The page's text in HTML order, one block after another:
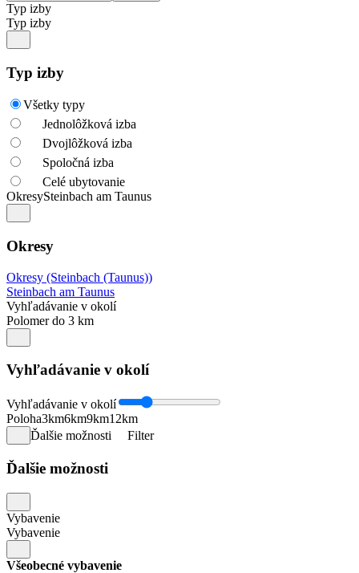
Typ izby
Typ izby
Typ izby
Všetky typy
Jednolôžková izba
Dvojlôžková izba
Spoločná izba
Celé ubytovanie
OkresySteinbach am Taunus
Okresy
Okresy (Steinbach (Taunus))
Steinbach am Taunus
Vyhľadávanie v okolí
Polomer do 3 km
Vyhľadávanie v okolí
Vyhľadávanie v okolí
Poloha3km6km9km12km
Ďalšie možnosti
Filter
Ďalšie možnosti
Vybavenie
Vybavenie
Všeobecné vybavenie